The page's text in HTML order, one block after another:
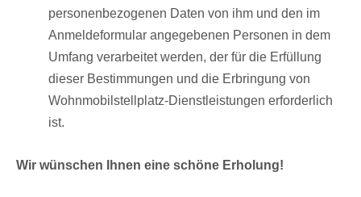
personenbezogenen Daten von ihm und den im
Anmeldeformular angegebenen Personen in dem
Umfang verarbeitet werden, der für die Erfüllung
dieser Bestimmungen und die Erbringung von
Wohnmobilstellplatz-Dienstleistungen erforderlich
ist.
Wir wünschen Ihnen eine schöne Erholung!